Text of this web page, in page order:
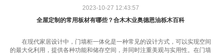
2023-10-27 12:43:57
全屋定制的常用板材有哪些？合木木业奥德恩油栎木百科
在现代家居设计中，门墙柜一体化是一种常见的设计方式，可以实现空间
的最大化利用，提供各种功能和储存空间，并同时注重美观与实用性。在门墙